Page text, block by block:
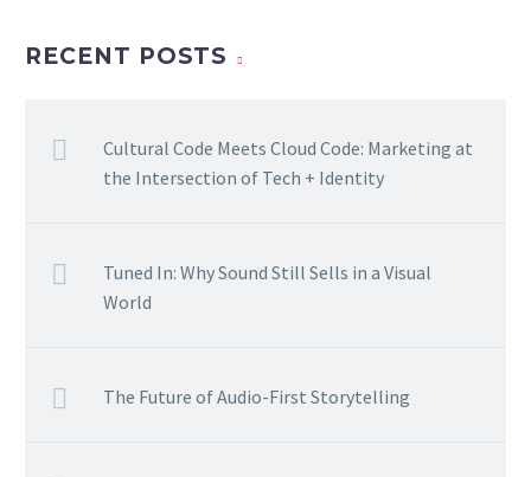
RECENT POSTS
Cultural Code Meets Cloud Code: Marketing at
the Intersection of Tech + Identity
Tuned In: Why Sound Still Sells in a Visual
World
The Future of Audio-First Storytelling